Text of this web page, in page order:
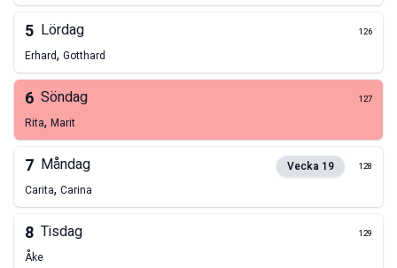
5 Lördag 126
Erhard, Gotthard
6 Söndag 127
Rita, Marit
7 Måndag Vecka 19 128
Carita, Carina
8 Tisdag 129
Åke